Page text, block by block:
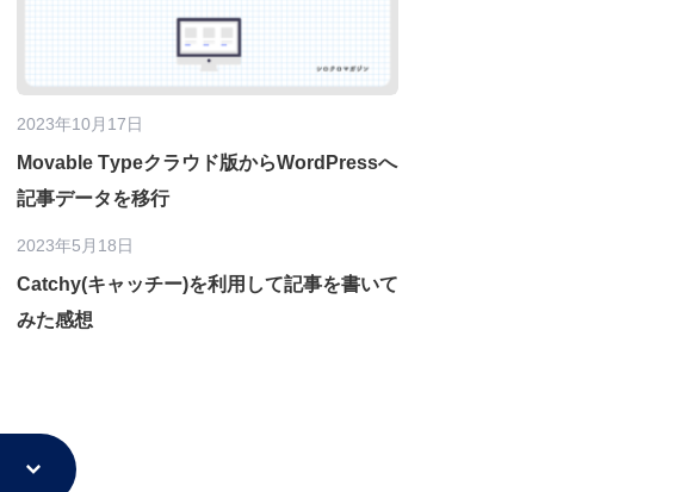
2023年10月17日
Movable Typeクラウド版からWordPressへ
記事データを移行
2023年5月18日
Catchy(キャッチー)を利用して記事を書いて
みた感想